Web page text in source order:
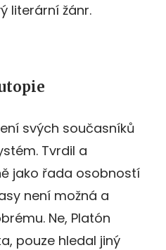
literární žánr.
svých současníků
Tvrdil a
jako řada osobností
není možná a
Ne, Platón
pouze hledal jiný